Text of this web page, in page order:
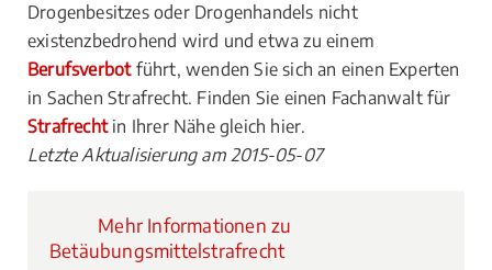
Drogenbesitzes oder Drogenhandels nicht
existenzbedrohend wird und etwa zu einem
Berufsverbotführt, wenden Sie sich an einen Experten
in Sachen Strafrecht. Finden Sie einen Fachanwalt für
Strafrechtin Ihrer Nähe gleich hier.
Letzte Aktualisierung am 2015-05-07
Mehr Informationen zu
Betäubungsmittelstrafrecht